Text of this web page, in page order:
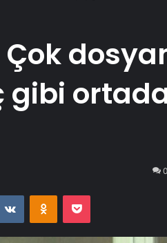
gibi
0
VKontakteOdnoklassniki
Pocket